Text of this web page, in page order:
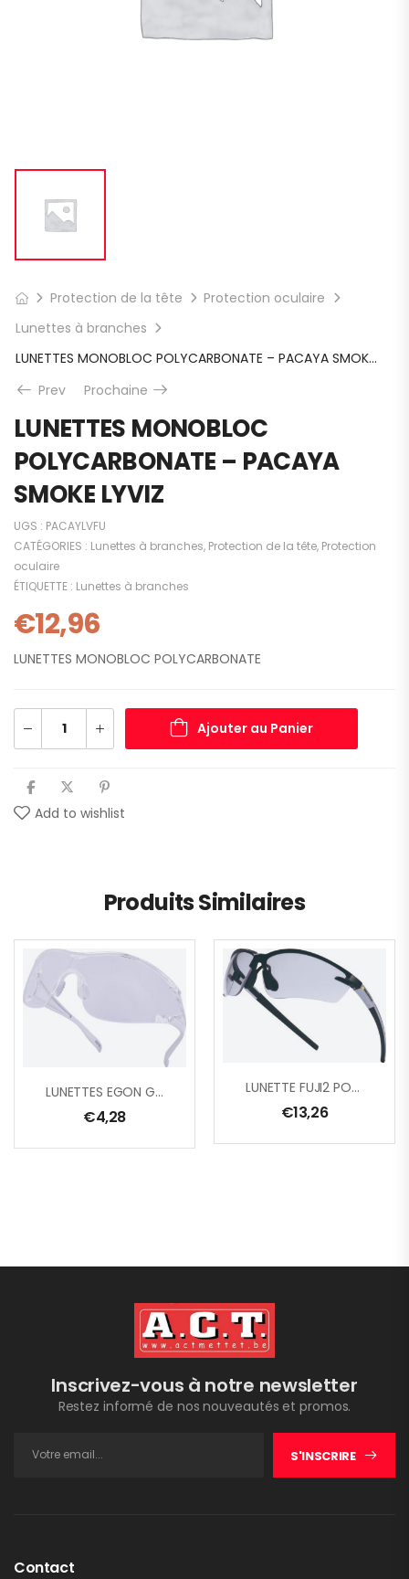
Protection de la tête
Protection oculaire
Lunettes à branches
LUNETTES MONOBLOC POLYCARBONATE – PACAYA SMOKE LYVIZ
Prev
Prochaine
LUNETTES MONOBLOC
POLYCARBONATE – PACAYA
SMOKE LYVIZ
UGS : PACAYLVFU
CATÉGORIES : Lunettes à branches, Protection de la tête, Protection
oculaire
ÉTIQUETTE : Lunettes à branches
€12,96
LUNETTES MONOBLOC POLYCARBONATE
Ajouter au Panier
Add to wishlist
Produits Similaires
LUNETTES EGON GR/INCOLORE
€4,28
LUNETTE FUJI2 POLYCARB. INC.
€13,26
Inscrivez-vous à notre newsletter
Restez informé de nos nouveautés et promos.
S'INSCRIRE
Contact